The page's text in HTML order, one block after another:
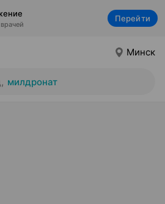
Перейти
Минск
, милдронат